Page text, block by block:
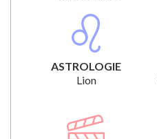
ASTROLOGIE
Lion